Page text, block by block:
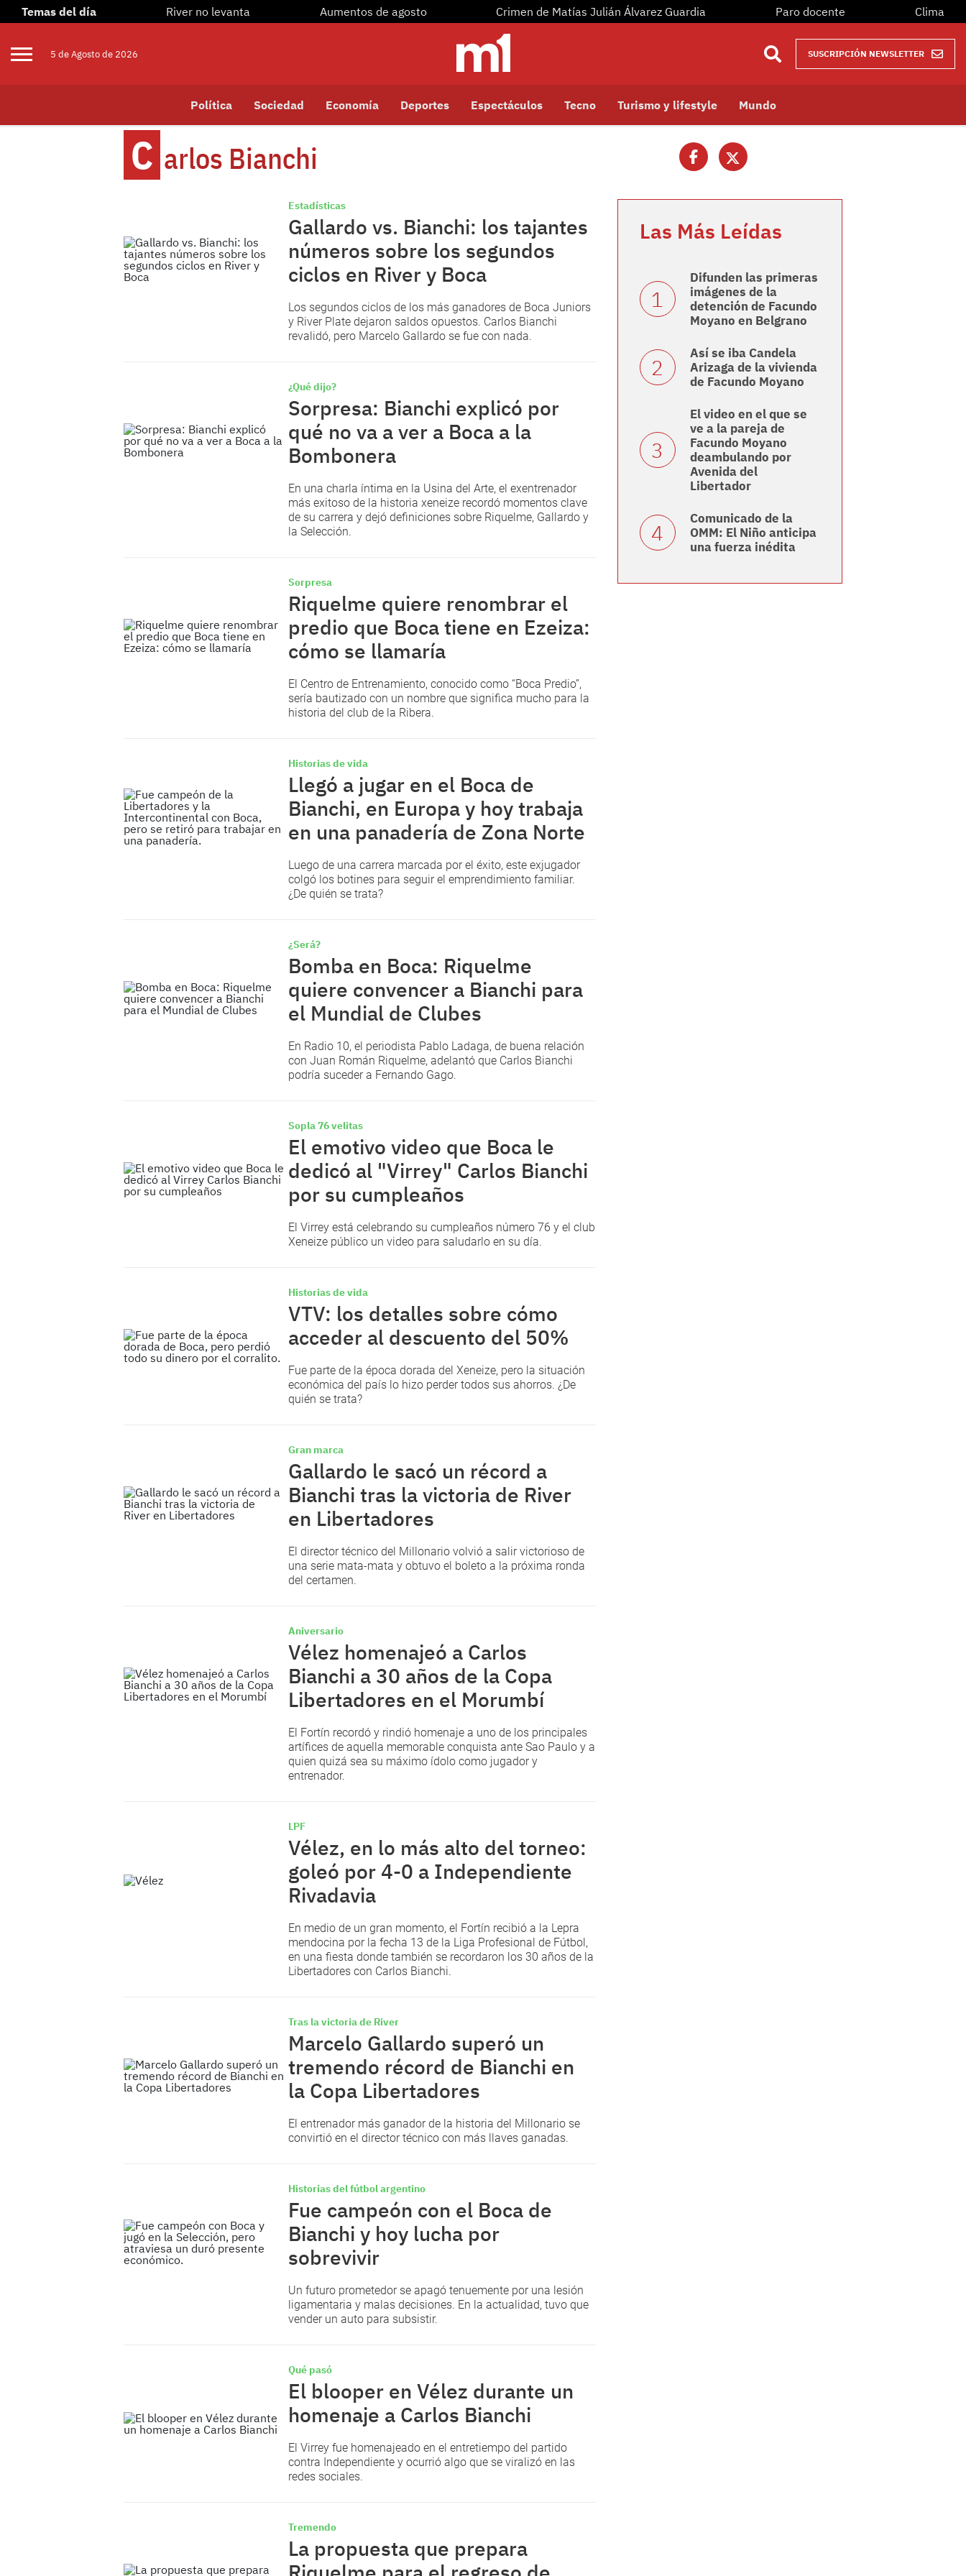
Temas del día River no levanta Aumentos de agosto Crimen de Matías Julián Álvarez Guardia Paro docente Clima
5 deAgostode 2026 SUSCRIPCIÓN NEWSLETTER
Política Sociedad Economía Deportes Espectáculos Tecno Turismo y lifestyle Mundo
C Arlos Bianchi
Estadísticas
Gallardo vs. Bianchi: los tajantes
números sobre los segundos
ciclos en River y Boca
Los segundos ciclos de los más ganadores de Boca Juniors
y River Plate dejaron saldos opuestos. Carlos Bianchi
revalidó, pero Marcelo Gallardo se fue con nada.
¿Qué dijo?
Sorpresa: Bianchi explicó por
qué no va a ver a Boca a la
Bombonera
En una charla íntima en la Usina del Arte, el exentrenador
más exitoso de la historia xeneize recordó momentos clave
de su carrera y dejó definiciones sobre Riquelme, Gallardo y
la Selección.
Sorpresa
Riquelme quiere renombrar el
predio que Boca tiene en Ezeiza:
cómo se llamaría
El Centro de Entrenamiento, conocido como “Boca Predio”,
sería bautizado con un nombre que significa mucho para la
historia del club de la Ribera.
Historias de vida
Llegó a jugar en el Boca de
Bianchi, en Europa y hoy trabaja
en una panadería de Zona Norte
Luego de una carrera marcada por el éxito, este exjugador
colgó los botines para seguir el emprendimiento familiar.
¿De quién se trata?
¿Será?
Bomba en Boca: Riquelme
quiere convencer a Bianchi para
el Mundial de Clubes
En Radio 10, el periodista Pablo Ladaga, de buena relación
con Juan Román Riquelme, adelantó que Carlos Bianchi
podría suceder a Fernando Gago.
Sopla 76 velitas
El emotivo video que Boca le
dedicó al "Virrey" Carlos Bianchi
por su cumpleaños
El Virrey está celebrando su cumpleaños número 76 y el club
Xeneize público un video para saludarlo en su día.
Historias de vida
VTV: los detalles sobre cómo
acceder al descuento del 50%
Fue parte de la época dorada del Xeneize, pero la situación
económica del país lo hizo perder todos sus ahorros. ¿De
quién se trata?
Gran marca
Gallardo le sacó un récord a
Bianchi tras la victoria de River
en Libertadores
El director técnico del Millonario volvió a salir victorioso de
una serie mata-mata y obtuvo el boleto a la próxima ronda
del certamen.
Aniversario
Vélez homenajeó a Carlos
Bianchi a 30 años de la Copa
Libertadores en el Morumbí
El Fortín recordó y rindió homenaje a uno de los principales
artífices de aquella memorable conquista ante Sao Paulo y a
quien quizá sea su máximo ídolo como jugador y
entrenador.
LPF
Vélez, en lo más alto del torneo:
goleó por 4-0 a Independiente
Rivadavia
En medio de un gran momento, el Fortín recibió a la Lepra
mendocina por la fecha 13 de la Liga Profesional de Fútbol,
en una fiesta donde también se recordaron los 30 años de la
Libertadores con Carlos Bianchi.
Tras la victoria de River
Marcelo Gallardo superó un
tremendo récord de Bianchi en
la Copa Libertadores
El entrenador más ganador de la historia del Millonario se
convirtió en el director técnico con más llaves ganadas.
Historias del fútbol argentino
Fue campeón con el Boca de
Bianchi y hoy lucha por
sobrevivir
Un futuro prometedor se apagó tenuemente por una lesión
ligamentaria y malas decisiones. En la actualidad, tuvo que
vender un auto para subsistir.
Qué pasó
El blooper en Vélez durante un
homenaje a Carlos Bianchi
El Virrey fue homenajeado en el entretiempo del partido
contra Independiente y ocurrió algo que se viralizó en las
redes sociales.
Tremendo
La propuesta que prepara
Las Más Leídas
Difunden las primeras
imágenes de la
detención de Facundo
Moyano en Belgrano
Así se iba Candela
Arizaga de la vivienda
de Facundo Moyano
El video en el que se
ve a la pareja de
Facundo Moyano
deambulando por
Avenida del
Libertador
Comunicado de la
OMM: El Niño anticipa
una fuerza inédita